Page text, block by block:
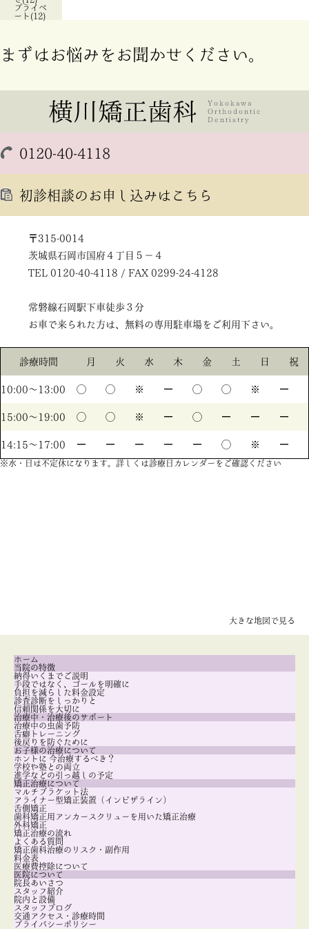
プライベ
ート(12)
まずはお悩みをお聞かせください。
0120-40-4118
初診相談のお申し込みはこちら
〒315-0014
茨城県石岡市国府４丁目５－４
TEL 0120-40-4118 / FAX 0299-24-4128
常磐線石岡駅下車徒歩３分
お車で来られた方は、無料の専用駐車場をご利用下さい。
診療時間 月 火 水 木 金 土 日 祝
10:00〜13:00 ◯ ◯ ※ ー ◯ ◯ ※ ー
15:00〜19:00 ◯ ◯ ※ ー ◯ ー ー ー
14:15〜17:00 ー ー ー ー ー ◯ ※ ー
※水・日は不定休になります。詳しくは診療日カレンダーをご確認ください
大きな地図で見る
ホーム
当院の特徴
納得いくまでご説明
手段ではなく、ゴールを明確に
負担を減らした料金設定
診査診断をしっかりと
信頼関係を大切に
治療中・治療後のサポート
治療中の虫歯予防
舌癖トレーニング
後戻りを防ぐために
お子様の治療について
ホントに 今治療するべき？
学校や塾との両立
進学などの引っ越しの予定
矯正治療について
マルチブラケット法
アライナー型矯正装置（インビザライン）
舌側矯正
歯科矯正用アンカースクリューを用いた矯正治療
外科矯正
矯正治療の流れ
よくある質問
矯正歯科治療のリスク・副作用
料金表
医療費控除について
医院について
院長あいさつ
スタッフ紹介
院内と設備
スタッフブログ
交通アクセス・診療時間
プライバシーポリシー